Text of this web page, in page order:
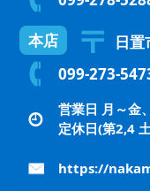
本店
日
099-273-
営業日 月～金
定休日(第2,4
https://